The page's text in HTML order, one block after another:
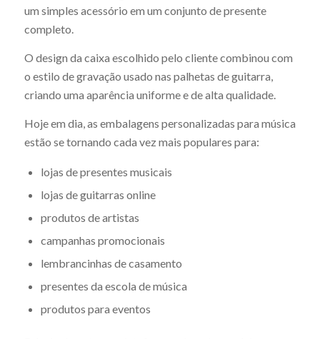
um simples acessório em um conjunto de presente
completo.
O design da caixa escolhido pelo cliente combinou com
o estilo de gravação usado nas palhetas de guitarra,
criando uma aparência uniforme e de alta qualidade.
Hoje em dia, as embalagens personalizadas para música
estão se tornando cada vez mais populares para:
lojas de presentes musicais
lojas de guitarras online
produtos de artistas
campanhas promocionais
lembrancinhas de casamento
presentes da escola de música
produtos para eventos